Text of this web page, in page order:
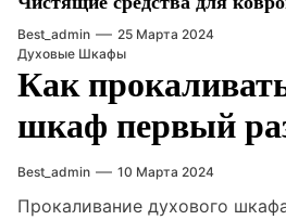
Best_admin
25 Марта 2024
Духовые Шкафы
Как
шкаф первый
Best_admin 10 Марта 2024
Прокаливание духового